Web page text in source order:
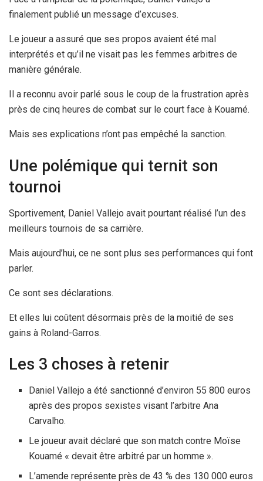
finalement publié un message d’excuses.
Le joueur a assuré que ses propos avaient été mal
interprétés et qu’il ne visait pas les femmes arbitres de
manière générale.
Il a reconnu avoir parlé sous le coup de la frustration après
près de cinq heures de combat sur le court face à Kouamé.
Mais ses explications n’ont pas empêché la sanction.
Une polémique qui ternit son
tournoi
Sportivement, Daniel Vallejo avait pourtant réalisé l’un des
meilleurs tournois de sa carrière.
Mais aujourd’hui, ce ne sont plus ses performances qui font
parler.
Ce sont ses déclarations.
Et elles lui coûtent désormais près de la moitié de ses
gains à Roland-Garros.
Les 3 choses à retenir
Daniel Vallejo a été sanctionné d’environ 55 800 euros
après des propos sexistes visant l’arbitre Ana
Carvalho.
Le joueur avait déclaré que son match contre Moïse
Kouamé « devait être arbitré par un homme ».
L’amende représente près de 43 % des 130 000 euros